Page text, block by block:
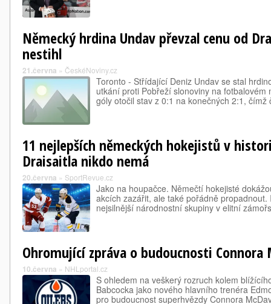
Německý hrdina Undav převzal cenu od
nestihl
21.června » ČeskéNoviny.cz
Toronto - Střídající Deniz Undav se stal
utkání proti Pobřeží slonoviny na fotbalovém
góly otočil stav z 0:1 na konečných 2:1, čímž
11 nejlepších německých hokejistů v
Draisaitla nikdo nemá
20.června » SportRevue.cz
Jako na houpačce. Němečtí hokejisté
akcích zazářit, ale také pořádně
nejsilnější národnostní skupiny v elitní
Ohromující zpráva o budoucnosti Connora
10.června » NHLportal.cz
S ohledem na veškerý rozruch kolem
Babcocka jako nového hlavního trenéra
pro budoucnost superhvězdy Connora